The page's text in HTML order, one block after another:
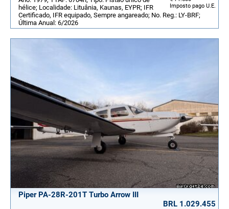
Imposto pago U.E.
hélice; Localidade: Lituânia, Kaunas, EYPR; IFR
Certificado, IFR equipado, Sempre angareado; No. Reg.: LY-BRF;
Última Anual: 6/2026
Piper PA-28R-201T Turbo Arrow III
BRL 1.029.455